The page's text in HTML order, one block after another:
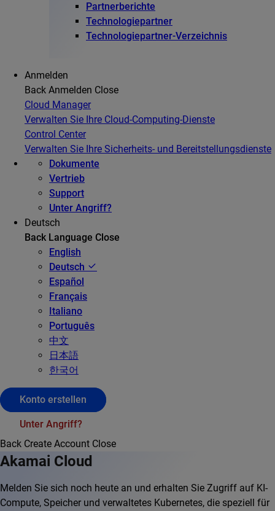
Partnerberichte
Technologiepartner
Technologiepartner-Verzeichnis
Anmelden
Back Anmelden Close
Cloud Manager
Verwalten Sie Ihre Cloud-Computing-Dienste
Control Center
Verwalten Sie Ihre Sicherheits- und Bereitstellungsdienste
Dokumente
Vertrieb
Support
Unter Angriff?
Deutsch
Back Language Close
English
Deutsch
Español
Français
Italiano
Português
中文
日本語
한국어
Konto erstellen
Unter Angriff?
Back Create Account Close
Akamai Cloud
Melden Sie sich noch heute an und erhalten Sie Zugriff auf KI-
Compute, Speicher und verwaltetes Kubernetes, die speziell für